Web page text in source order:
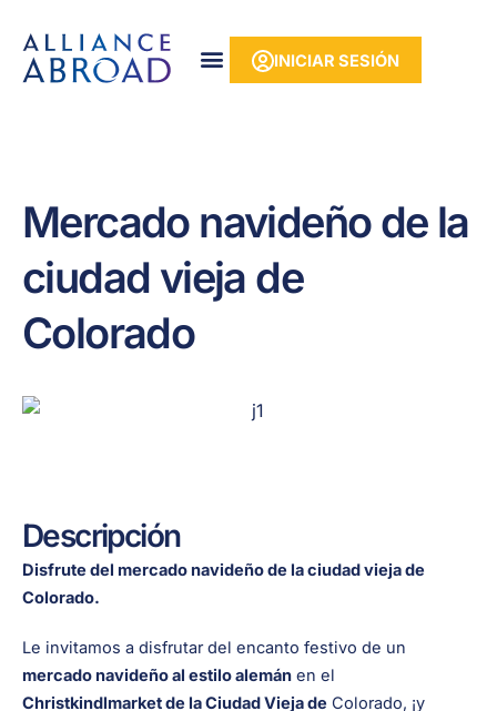
contenido
INICIAR SESIÓN
Mercado navideño de la
ciudad vieja de
Colorado
Descripción
Disfrute del mercado navideño de la ciudad vieja de
Colorado.
Le invitamos a disfrutar del encanto festivo de un
mercado navideño al estilo alemán en el
Christkindlmarket de la Ciudad Vieja de Colorado, ¡y